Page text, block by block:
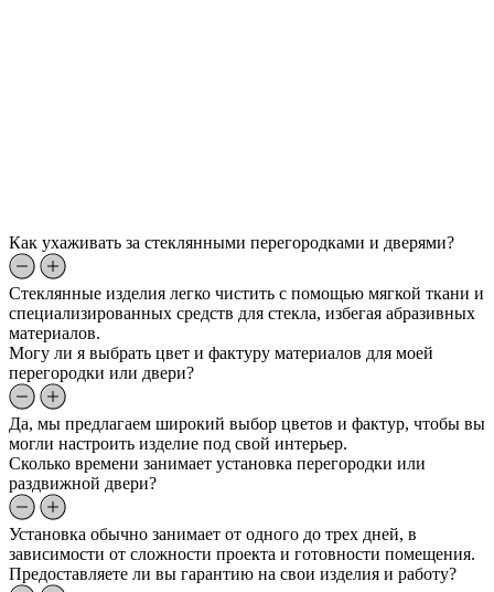
Как ухаживать за стеклянными перегородками и дверями?
Стеклянные изделия легко чистить с помощью мягкой ткани и
специализированных средств для стекла, избегая абразивных
материалов.
Могу ли я выбрать цвет и фактуру материалов для моей
перегородки или двери?
Да, мы предлагаем широкий выбор цветов и фактур, чтобы вы
могли настроить изделие под свой интерьер.
Сколько времени занимает установка перегородки или
раздвижной двери?
Установка обычно занимает от одного до трех дней, в
зависимости от сложности проекта и готовности помещения.
Предоставляете ли вы гарантию на свои изделия и работу?